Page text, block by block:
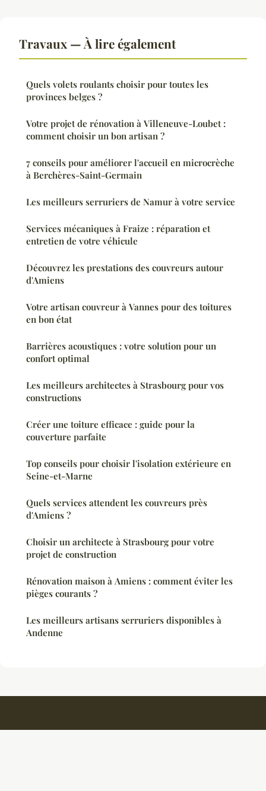
Travaux — À lire également
Quels volets roulants choisir pour toutes les
provinces belges ?
Votre projet de rénovation à Villeneuve-Loubet :
comment choisir un bon artisan ?
7 conseils pour améliorer l'accueil en microcrèche
à Berchères-Saint-Germain
Les meilleurs serruriers de Namur à votre service
Services mécaniques à Fraize : réparation et
entretien de votre véhicule
Découvrez les prestations des couvreurs autour
d'Amiens
Votre artisan couvreur à Vannes pour des toitures
en bon état
Barrières acoustiques : votre solution pour un
confort optimal
Les meilleurs architectes à Strasbourg pour vos
constructions
Créer une toiture efficace : guide pour la
couverture parfaite
Top conseils pour choisir l'isolation extérieure en
Seine-et-Marne
Quels services attendent les couvreurs près
d'Amiens ?
Choisir un architecte à Strasbourg pour votre
projet de construction
Rénovation maison à Amiens : comment éviter les
pièges courants ?
Les meilleurs artisans serruriers disponibles à
Andenne
Ambiancedouce